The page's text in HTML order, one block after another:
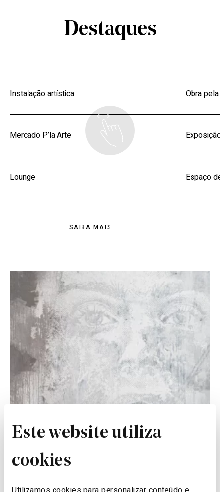
Este website utiliza
cookies
Destaques
Instalação artística Obra
Mercado P’la Arte
Lounge Espaço
SAIBA MAIS